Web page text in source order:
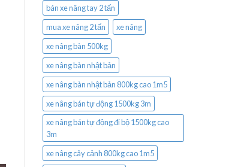
bán xe nâng tay 2 tấn
mua xe nâng 2 tấn
xe nâng
xe nâng bàn 500kg
xe nâng bàn nhật bản
xe nâng bàn nhật bản 800kg cao 1m5
xe nâng bán tự động 1500kg 3m
xe nâng bán tự động đi bộ 1500kg cao
3m
xe nâng cây cảnh 800kg cao 1m5